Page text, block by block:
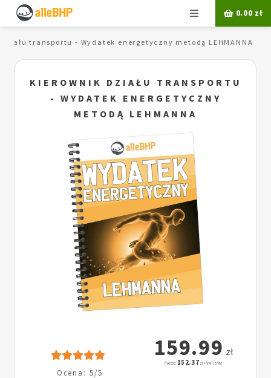
Menu 0.00 zł
transportu - Wydatek energetyczny metodą LEHMANNA
KIEROWNIK DZIAŁU TRANSPORTU
- WYDATEK ENERGETYCZNY
METODĄ LEHMANNA
Ocena: 5/5
159.99 zł
(netto: 152.37 zł + VAT: 5%)